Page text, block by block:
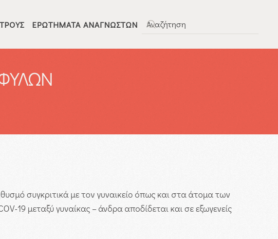
ΕΡΩΤΉΜΑΤΑ ΑΝΑΓΝΩΣΤΏΝ
συγκριτικά με τον γυναικείο όπως και στα άτομα των
19 μεταξύ γυναίκας – άνδρα αποδίδεται και σε εξωγενείς